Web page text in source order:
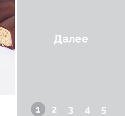
Далее
1 2 3 4 5